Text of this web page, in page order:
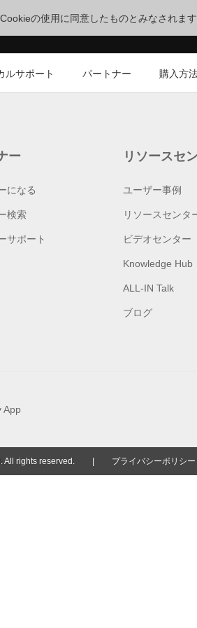
の使用に同意したものとみなされま
ルサポート パートナー 購入方
ー
になる
検索
サポート
リソースセ
ユーザー事例
リソースセンタ
ビデオセンター
Knowledge Hub
ALL-IN Talk
ブログ
App
All rights reserved. プライバシーポリシー